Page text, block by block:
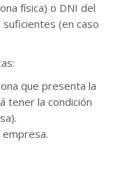
física) o DNI del
(en caso
que presenta la
tener la condición